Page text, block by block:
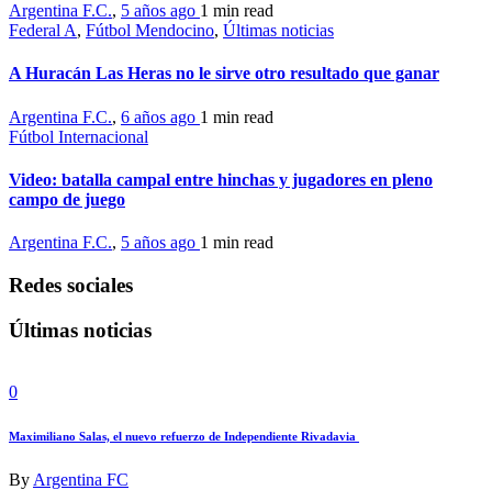
Argentina F.C., 5 años ago 1 min read
Federal A, Fútbol Mendocino, Últimas noticias
A Huracán Las Heras no le sirve otro resultado que ganar
Argentina F.C., 6 años ago 1 min read
Fútbol Internacional
Video: batalla campal entre hinchas y jugadores en pleno
campo de juego
Argentina F.C., 5 años ago 1 min read
Redes sociales
Últimas noticias
0
Maximiliano Salas, el nuevo refuerzo de Independiente Rivadavia
By Argentina FC